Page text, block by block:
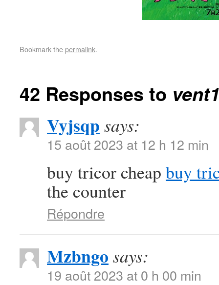
Bookmark thepermalink.
42 Responses to
Vyjsqp says:
15 août 2023 at 12 h 12 min
buy tricor cheap buy
the counter
Répondre
Mzbngo says:
19 août 2023 at 0 h 00 min